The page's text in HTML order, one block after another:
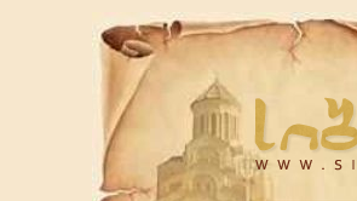
Website
Sibrdzne.ge